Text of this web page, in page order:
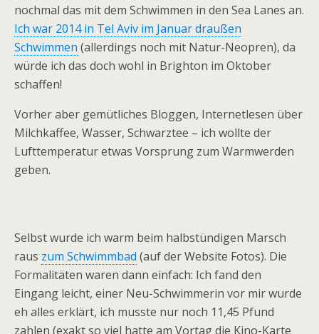
nochmal das mit dem Schwimmen in den Sea Lanes an.
Ich war 2014 in Tel Aviv im Januar draußen
Schwimmen (allerdings noch mit Natur-Neopren), da
würde ich das doch wohl in Brighton im Oktober
schaffen!
Vorher aber gemütliches Bloggen, Internetlesen über
Milchkaffee, Wasser, Schwarztee – ich wollte der
Lufttemperatur etwas Vorsprung zum Warmwerden
geben.
Selbst wurde ich warm beim halbstündigen Marsch
raus zum Schwimmbad (auf der Website Fotos). Die
Formalitäten waren dann einfach: Ich fand den
Eingang leicht, einer Neu-Schwimmerin vor mir wurde
eh alles erklärt, ich musste nur noch 11,45 Pfund
zahlen (exakt so viel hatte am Vortag die Kino-Karte